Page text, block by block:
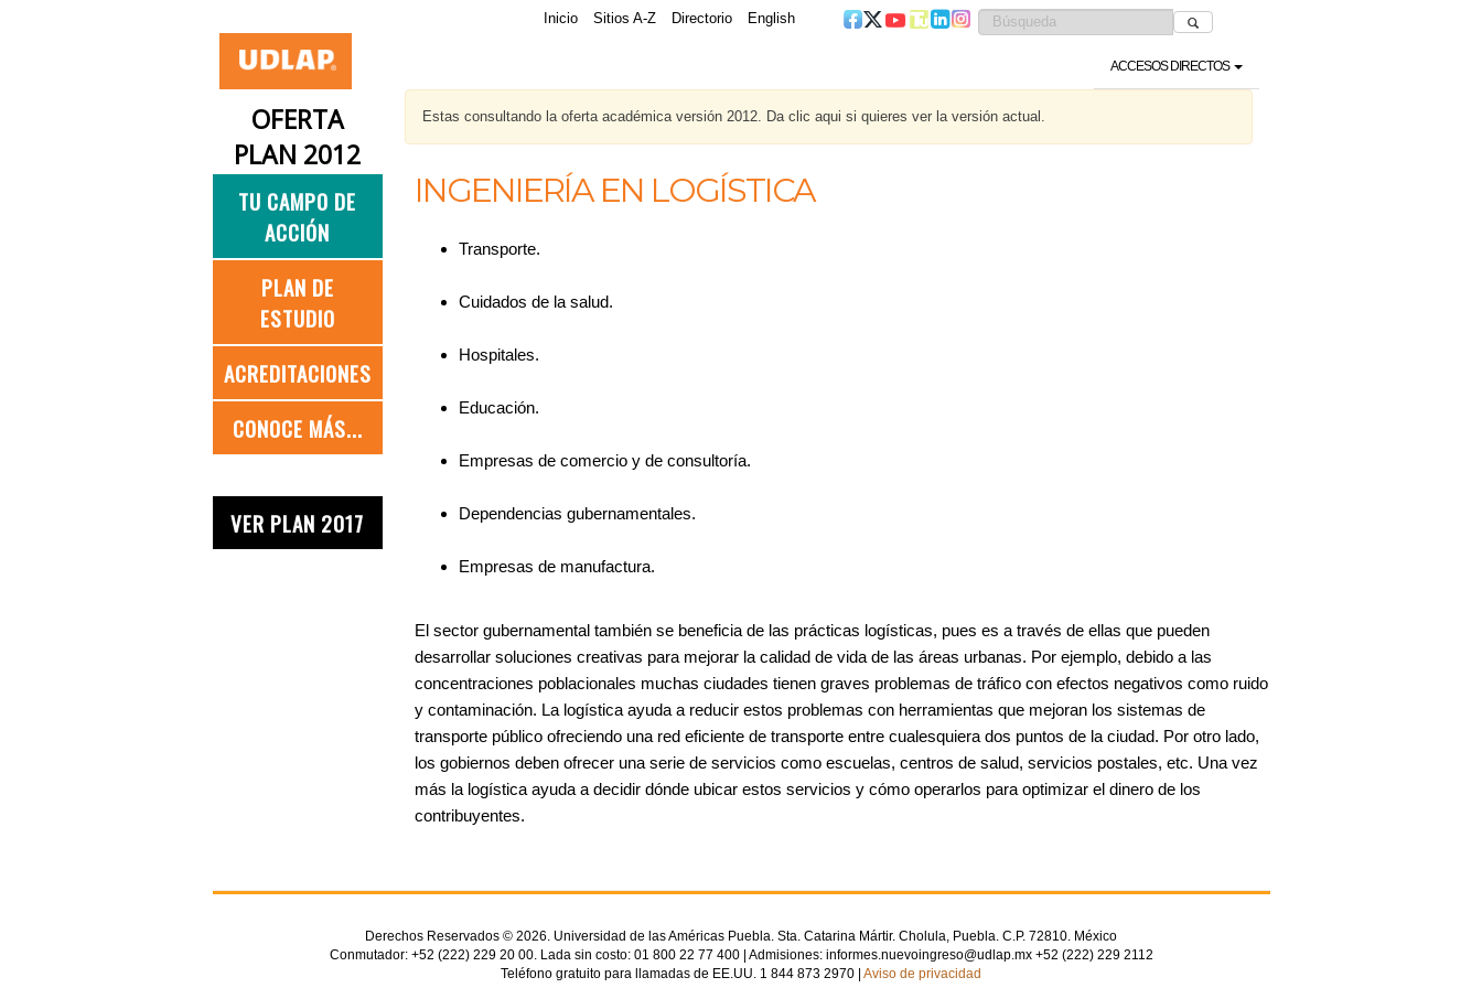
Inicio Sitios A-Z Directorio English
ACCESOS DIRECTOS
OFERTA
PLAN 2012
TU CAMPO DE
ACCIÓN
PLAN DE
ESTUDIO
ACREDITACIONES
CONOCE MÁS...
VER PLAN 2017
Estas consultando la oferta académica versión 2012. Da clic aqui si quieres ver la versión actual.
INGENIERÍA EN LOGÍSTICA
Transporte.
Cuidados de la salud.
Hospitales.
Educación.
Empresas de comercio y de consultoría.
Dependencias gubernamentales.
Empresas de manufactura.
El sector gubernamental también se beneficia de las prácticas logísticas, pues es a través de ellas que pueden
desarrollar soluciones creativas para mejorar la calidad de vida de las áreas urbanas. Por ejemplo, debido a las
concentraciones poblacionales muchas ciudades tienen graves problemas de tráfico con efectos negativos como ruido
y contaminación. La logística ayuda a reducir estos problemas con herramientas que mejoran los sistemas de
transporte público ofreciendo una red eficiente de transporte entre cualesquiera dos puntos de la ciudad. Por otro lado,
los gobiernos deben ofrecer una serie de servicios como escuelas, centros de salud, servicios postales, etc. Una vez
más la logística ayuda a decidir dónde ubicar estos servicios y cómo operarlos para optimizar el dinero de los
contribuyentes.
Derechos Reservados © 2026. Universidad de las Américas Puebla. Sta. Catarina Mártir. Cholula, Puebla. C.P. 72810. México
Conmutador: +52 (222) 229 20 00. Lada sin costo: 01 800 22 77 400 | Admisiones: informes.nuevoingreso@udlap.mx +52 (222) 229 2112
Teléfono gratuito para llamadas de EE.UU. 1 844 873 2970 | Aviso de privacidad